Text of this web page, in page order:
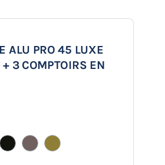
ALU PRO 45 LUXE
3 COMPTOIRS EN